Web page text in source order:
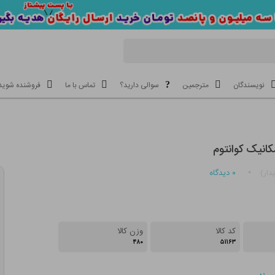
نویسندگان مترجمین سوالی دارید؟ تماس با ما فروشنده
کوانتوم
۰ دیدگاه
کد کالا
۵۱۱۶۳
وزن کالا
۴۸۰